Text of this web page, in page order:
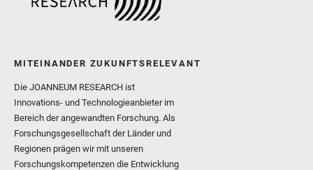
MITEINANDER ZUKUNFTSRELEVANT
Die JOANNEUM RESEARCH ist
Innovations- und Technologieanbieter im
Bereich der angewandten Forschung. Als
Forschungsgesellschaft der Länder und
Regionen prägen wir mit unseren
Forschungskompetenzen die Entwicklung